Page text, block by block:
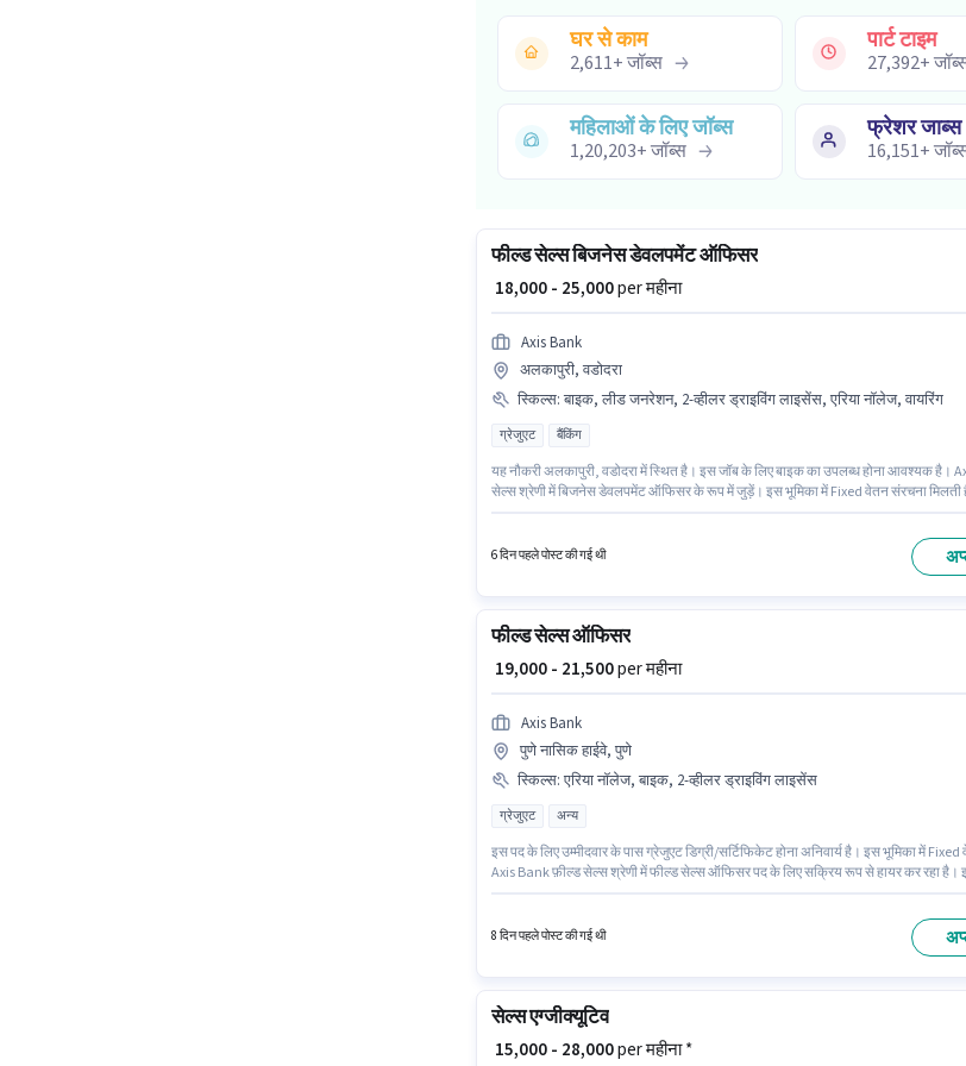
घर से काम
2,611+जॉब्स
पार्ट टाइम
27,392+
महिलाओं के लिए जॉब्स
1,20,203+जॉब्स
फ्रेशर जाब्स
16,151+
फील्ड सेल्स बिजनेस डेवलपमेंट ऑफिसर
₹ 18,000 - 25,000per महीना
Axis Bank
अलकापुरी, वडोदरा
स्किल्स: बाइक, लीड जनरेशन, 2-व्हीलर ड्राइविंग लाइसेंस, एरिया नॉलेज, वायरिंग
ग्रेजुएट बैंकिंग
यह नौकरी अलकापुरी, वडोदरा में स्थित है। इस जॉब के लिए बाइक का उपलब्ध होना आवश्यक है।
सेल्स श्रेणी में बिजनेस डेवलपमेंट ऑफिसर के रूप में जुड़ें। इस भूमिका में Fixed वेतन संरचना मिलती
6 दिन पहले पोस्ट की गई थी
फील्ड सेल्स ऑफिसर
₹ 19,000 - 21,500per महीना
Axis Bank
पुणे नासिक हाईवे, पुणे
स्किल्स: एरिया नॉलेज, बाइक, 2-व्हीलर ड्राइविंग लाइसेंस
ग्रेजुएट अन्य
इस पद के लिए उम्मीदवार के पास ग्रेजुएट डिग्री/सर्टिफिकेट होना अनिवार्य है। इस भूमिका में
Axis Bank फ़ील्ड सेल्स श्रेणी में फील्ड सेल्स ऑफिसर पद के लिए सक्रिय रूप से हायर कर रहा है।
8 दिन पहले पोस्ट की गई थी
सेल्स एग्जीक्यूटिव
₹ 15,000 - 28,000per महीना *